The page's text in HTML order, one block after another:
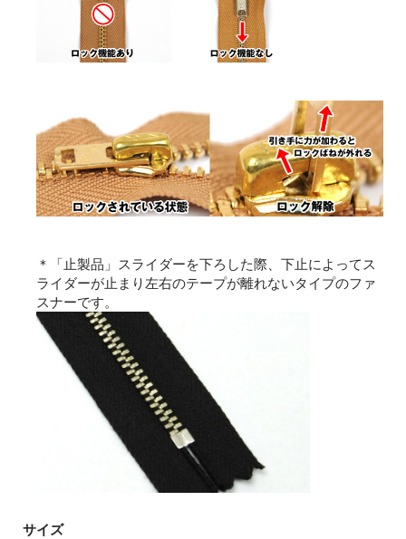
＊「止製品」スライダーを下ろした際、下止によってス
ライダーが止まり左右のテープが離れないタイプのファ
スナーです。
サイズ